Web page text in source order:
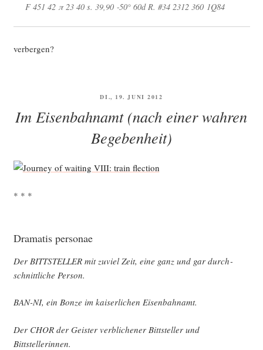
F 451 42 π 23 40 s. 39,90 ‑50° 60d R. #34 2312 360 1Q84
ver­ber­gen?
VERÖFFENTLICHT
DI., 19. JUNI 2012
Im Eisenbahnamt (nach einer wahren
Begebenheit)
* * *
Dramatis personae
Der BITTSTELLER mit zuviel Zeit, eine ganz und gar durch­
schnitt­li­che Person.
BAN-NI, ein Bon­ze im kai­ser­li­chen Eisenbahnamt.
Der CHOR der Geis­ter ver­bli­che­ner Bitt­stel­ler und
Bittstellerinnen.